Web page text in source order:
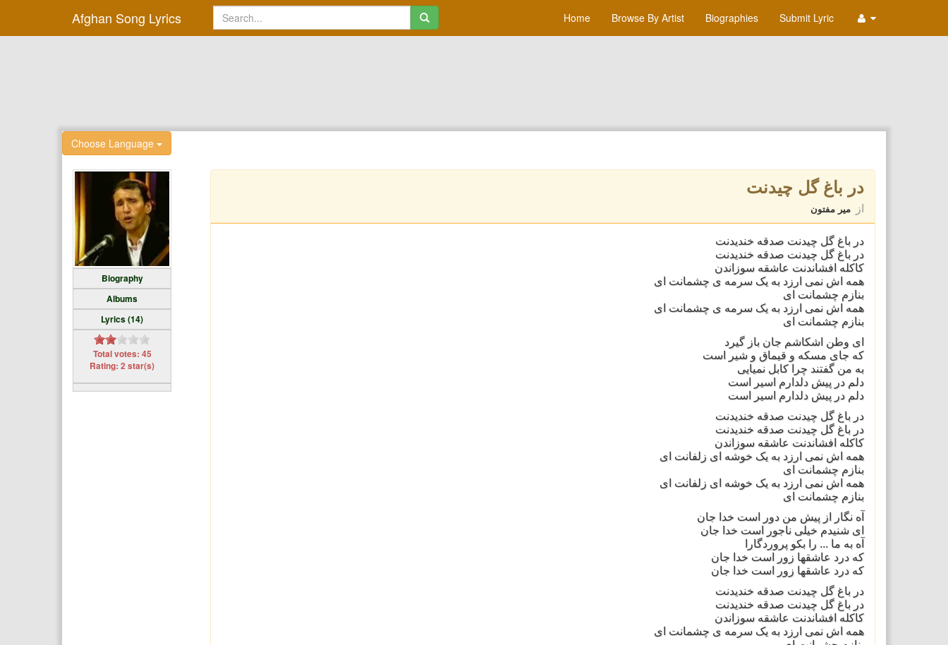
Afghan Song Lyrics Home Browse By Artist Biographies Submit Lyric
Choose Language
Biography
Albums
Lyrics (14)
Total votes: 45
Rating: 2 star(s)
در باغ گل چیدنت
از میر مفتون
در باغ گل چیدنت صدقه خندیدنت
در باغ گل چیدنت صدقه خندیدنت
کاکله افشاندنت عاشقه سوزاندن
همه اش نمی ارزد به یک سرمه ی چشمانت ای
بنازم چشمانت ای
همه اش نمی ارزد به یک سرمه ی چشمانت ای
بنازم چشمانت ای
ای وطن اشکاشم جان باز گیرد
که جای مسکه و قیماق و شیر است
به من گفتند چرا کابل نمیایی
دلم در پیش دلدارم اسیر است
دلم در پیش دلدارم اسیر است
در باغ گل چیدنت صدقه خندیدنت
در باغ گل چیدنت صدقه خندیدنت
کاکله افشاندنت عاشقه سوزاندن
همه اش نمی ارزد به یک خوشه ای زلفانت ای
بنازم چشمانت ای
همه اش نمی ارزد به یک خوشه ای زلفانت ای
بنازم چشمانت ای
آه نگار از پیش من دور است خدا جان
ای شنیدم خیلی ناجور است خدا جان
آه به ما ... را بکو پروردگارا
که درد عاشقها زور است خدا جان
که درد عاشقها زور است خدا جان
در باغ گل چیدنت صدقه خندیدنت
در باغ گل چیدنت صدقه خندیدنت
کاکله افشاندنت عاشقه سوزاندن
همه اش نمی ارزد به یک سرمه ی چشمانت ای